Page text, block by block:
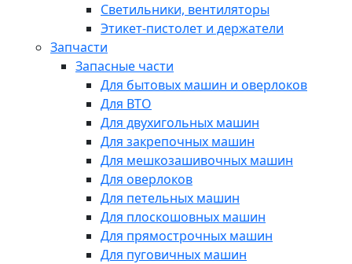
Светильники, вентиляторы
Этикет-пистолет и держатели
Запчасти
Запасные части
Для бытовых машин и оверлоков
Для ВТО
Для двухигольных машин
Для закрепочных машин
Для мешкозашивочных машин
Для оверлоков
Для петельных машин
Для плоскошовных машин
Для прямострочных машин
Для пуговичных машин